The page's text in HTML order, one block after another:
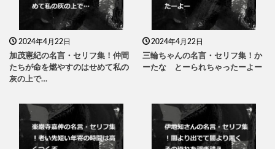
2024年4月22日
加茂憲紀の名言・セリフ集！仲間
たちが命を燃やすのはせめて私の
灰の上で…
2024年4月22日
三輪ちゃんの名言・セリフ集！か
ーたな とーられちゃったーよー